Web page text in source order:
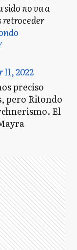
no va a
retroceder
2022
preciso
pero Ritondo
El